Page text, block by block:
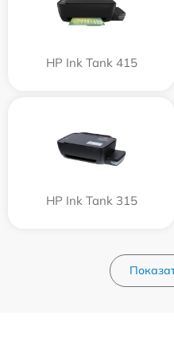
HP Ink Tank 415
HP Ink Tank 315